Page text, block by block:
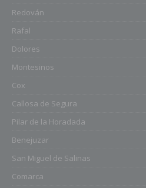
Redován
Rafal
Dolores
Montesinos
Cox
Callosa de Segura
Pilar de la Horadada
Benejuzar
San Miguel de Salinas
Comarca